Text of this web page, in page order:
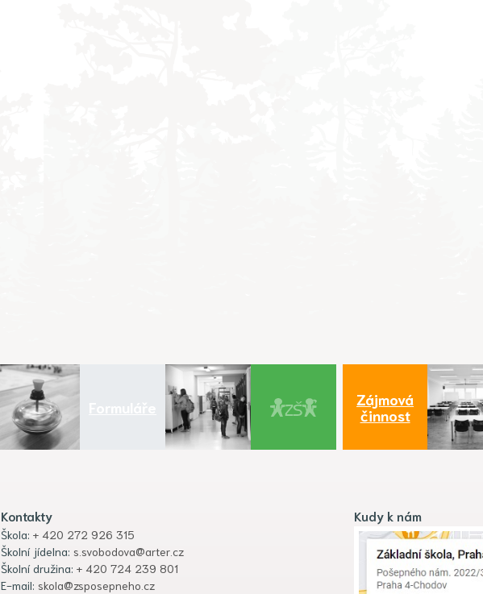
Zájmová
činnost
Kontakty
Škola: + 420 272 926 315
Školní jídelna: s.svobodova@arter.cz
Školní družina: + 420 724 239 801
E-mail: skola@zsposepneho.cz
Kudy k nám